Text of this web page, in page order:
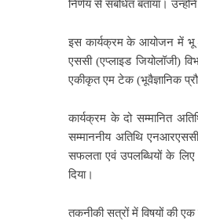
निर्णय से संबंधित बताया।
इस कार्यक्रम के आयोजन में भू –
एससी (एप्लाइड जियोलॉजी)
एकीकृत एम टेक (भूवैज्ञानिक
कार्यक्रम के दो सम्मानित
सम्माननीय अतिथि
सफलता एवं उपलब्धियों के लिए
दिया।
तकनीकी सत्रों में विषयों की